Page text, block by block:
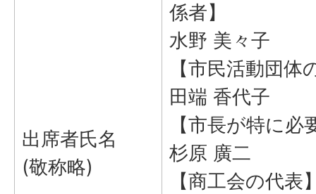
出席者氏名
(敬称略)
係者】
水野 美々子
【市民活動団体
田端 香代子
【市長が特に
杉原 廣二
【商工会の代表